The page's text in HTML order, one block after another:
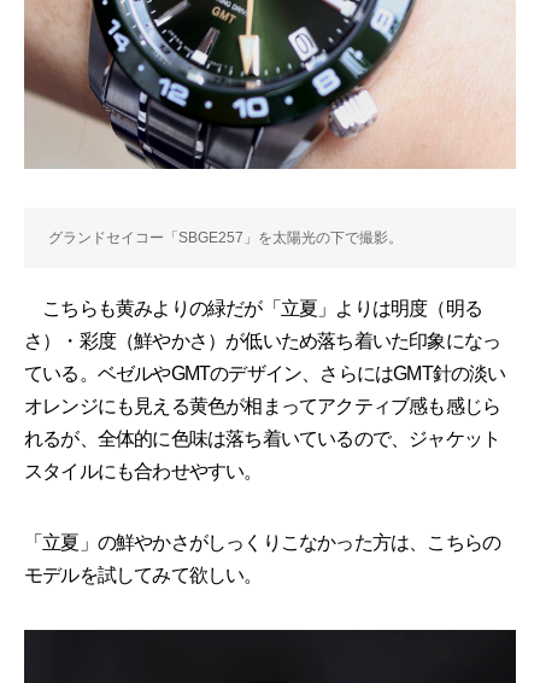
グランドセイコー「SBGE257」を太陽光の下で撮影。
こちらも黄みよりの緑だが「立夏」よりは明度（明る
さ）・彩度（鮮やかさ）が低いため落ち着いた印象になっ
ている。ベゼルやGMTのデザイン、さらにはGMT針の淡い
オレンジにも見える黄色が相まってアクティブ感も感じら
れるが、全体的に色味は落ち着いているので、ジャケット
スタイルにも合わせやすい。
「立夏」の鮮やかさがしっくりこなかった方は、こちらの
モデルを試してみて欲しい。